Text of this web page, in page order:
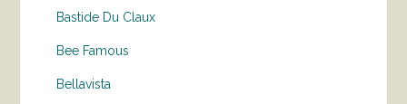
Bastide Du Claux
Bee Famous
Bellavista